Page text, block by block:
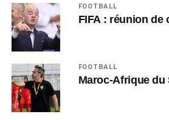
FOOTBALL
FIFA : réunion de
FOOTBALL
Maroc-Afrique du